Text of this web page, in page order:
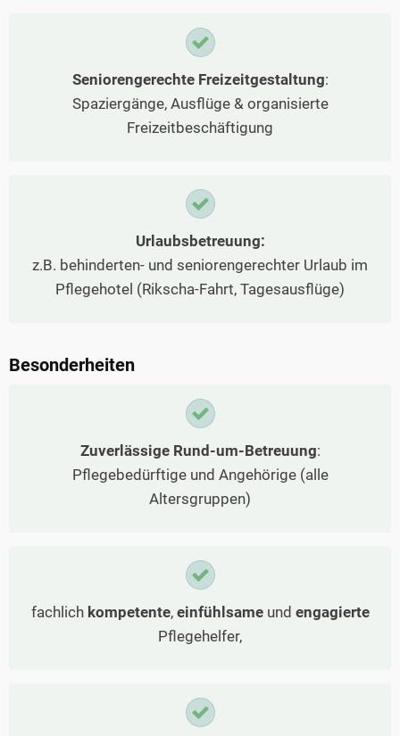
Seniorengerechte Freizeitgestaltung:
Spaziergänge, Ausflüge & organisierte
Freizeitbeschäftigung
Urlaubsbetreuung:
z.B. behinderten- und seniorengerechter Urlaub im
Pflegehotel (Rikscha-Fahrt, Tagesausflüge)
Besonderheiten
Zuverlässige Rund-um-Betreuung:
Pflegebedürftige und Angehörige (alle
Altersgruppen)
fachlich kompetente, einfühlsameund engagierte
Pflegehelfer,